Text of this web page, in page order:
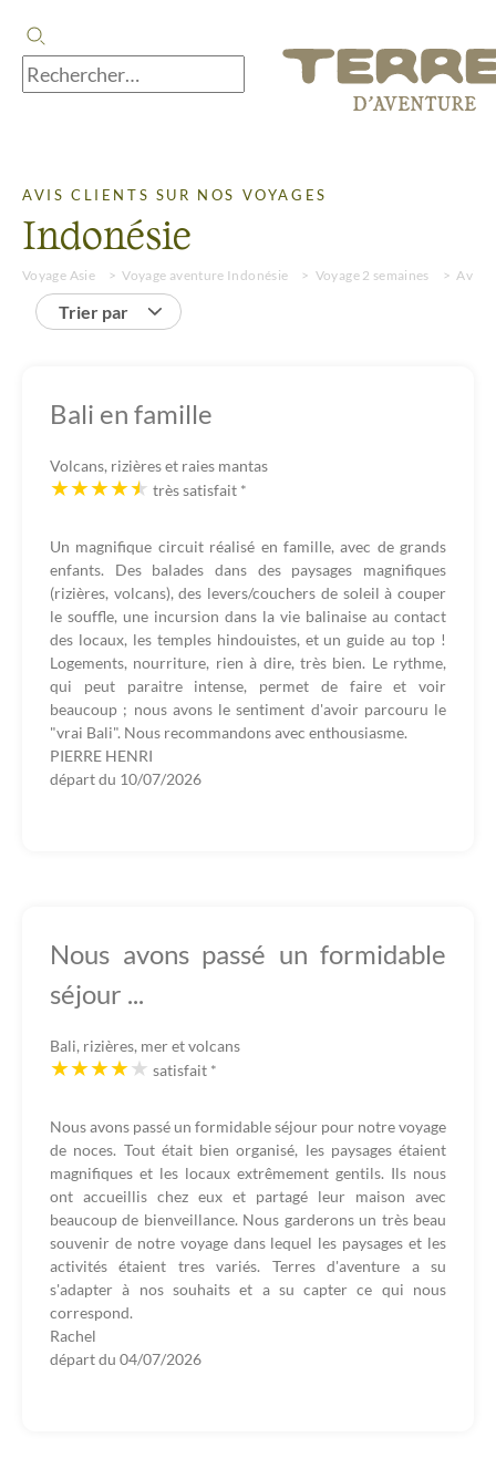
AVIS CLIENTS SUR NOS VOYAGES
Indonésie
Voyage Asie Voyage aventure Indonésie Voyage 2 semaines Avis
Trier par
Bali en famille
Volcans, rizières et raies mantas
très satisfait *
Un magnifique circuit réalisé en famille, avec de grands
enfants. Des balades dans des paysages magnifiques
(rizières, volcans), des levers/couchers de soleil à couper
le souffle, une incursion dans la vie balinaise au contact
des locaux, les temples hindouistes, et un guide au top !
Logements, nourriture, rien à dire, très bien. Le rythme,
qui peut paraitre intense, permet de faire et voir
beaucoup ; nous avons le sentiment d'avoir parcouru le
"vrai Bali". Nous recommandons avec enthousiasme.
PIERRE HENRI
départ du 10/07/2026
Nous avons passé un formidable
séjour ...
Bali, rizières, mer et volcans
satisfait *
Nous avons passé un formidable séjour pour notre voyage
de noces. Tout était bien organisé, les paysages étaient
magnifiques et les locaux extrêmement gentils. Ils nous
ont accueillis chez eux et partagé leur maison avec
beaucoup de bienveillance. Nous garderons un très beau
souvenir de notre voyage dans lequel les paysages et les
activités étaient tres variés. Terres d'aventure a su
s'adapter à nos souhaits et a su capter ce qui nous
correspond.
Rachel
départ du 04/07/2026